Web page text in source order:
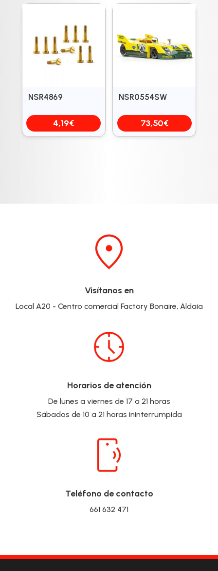
NSR4869
4,19€
NSR0554SW
73,50€
Visítanos en
Local A20 - Centro comercial Factory Bonaire, Aldaia
Horarios de atención
De lunes a viernes de 17 a 21 horas
Sábados de 10 a 21 horas ininterrumpida
Teléfono de contacto
661 632 471